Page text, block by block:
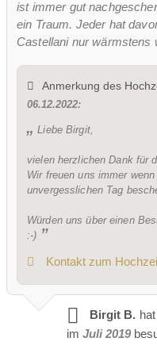
anpassen:
Broschüre
Helikopterlandeplatz
ist immer gut
ein Traum. Jeder hat
Castellani nur wärmstens
Anmerkung des
06.12.2022:
Liebe Birgit,
vielen herzlichen Dank für
Wir freuen uns immer
unvergesslichen Tag
Würden uns über einen
:-)
Kontakt zum
Birgit B.
im Juli 2019